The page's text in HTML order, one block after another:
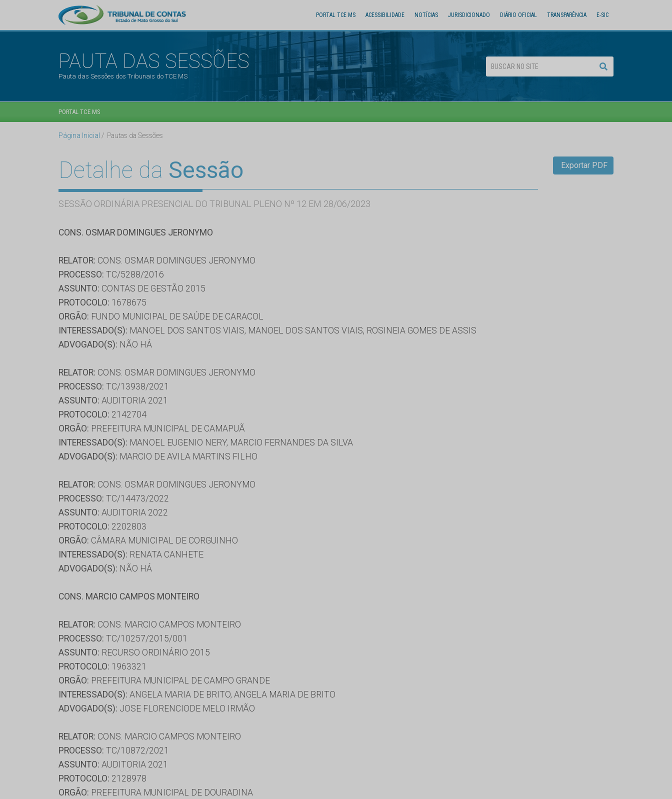
PORTAL TCE MS ACESSIBILIDADE NOTÍCIAS JURISDICIONADO DIÁRIO OFICIAL TRANSPARÊNCIA E-SIC
PAUTA DAS SESSÕES
Pauta das Sessões dos Tribunais do TCE MS
PORTAL TCE MS
Página Inicial Pautas da Sessões
Detalhe da Sessão
SESSÃO ORDINÁRIA PRESENCIAL DO TRIBUNAL PLENO Nº 12 EM 28/06/2023
Exportar PDF
CONS. OSMAR DOMINGUES JERONYMO
RELATOR: CONS. OSMAR DOMINGUES JERONYMO
PROCESSO: TC/5288/2016
ASSUNTO: CONTAS DE GESTÃO 2015
PROTOCOLO: 1678675
ORGÃO: FUNDO MUNICIPAL DE SAÚDE DE CARACOL
INTERESSADO(S): MANOEL DOS SANTOS VIAIS, MANOEL DOS SANTOS VIAIS, ROSINEIA GOMES DE ASSIS
ADVOGADO(S): NÃO HÁ
RELATOR: CONS. OSMAR DOMINGUES JERONYMO
PROCESSO: TC/13938/2021
ASSUNTO: AUDITORIA 2021
PROTOCOLO: 2142704
ORGÃO: PREFEITURA MUNICIPAL DE CAMAPUÃ
INTERESSADO(S): MANOEL EUGENIO NERY, MARCIO FERNANDES DA SILVA
ADVOGADO(S): MARCIO DE AVILA MARTINS FILHO
RELATOR: CONS. OSMAR DOMINGUES JERONYMO
PROCESSO: TC/14473/2022
ASSUNTO: AUDITORIA 2022
PROTOCOLO: 2202803
ORGÃO: CÂMARA MUNICIPAL DE CORGUINHO
INTERESSADO(S): RENATA CANHETE
ADVOGADO(S): NÃO HÁ
CONS. MARCIO CAMPOS MONTEIRO
RELATOR: CONS. MARCIO CAMPOS MONTEIRO
PROCESSO: TC/10257/2015/001
ASSUNTO: RECURSO ORDINÁRIO 2015
PROTOCOLO: 1963321
ORGÃO: PREFEITURA MUNICIPAL DE CAMPO GRANDE
INTERESSADO(S): ANGELA MARIA DE BRITO, ANGELA MARIA DE BRITO
ADVOGADO(S): JOSE FLORENCIODE MELO IRMÃO
RELATOR: CONS. MARCIO CAMPOS MONTEIRO
PROCESSO: TC/10872/2021
ASSUNTO: AUDITORIA 2021
PROTOCOLO: 2128978
ORGÃO: PREFEITURA MUNICIPAL DE DOURADINA